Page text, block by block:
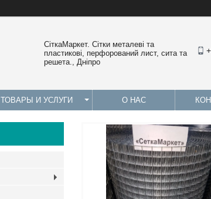
СіткаМаркет. Cітки металеві та
пластикові, перфорований лист, сита та
решета., Дніпро
ТОВАРЫ И УСЛУГИ О НАС